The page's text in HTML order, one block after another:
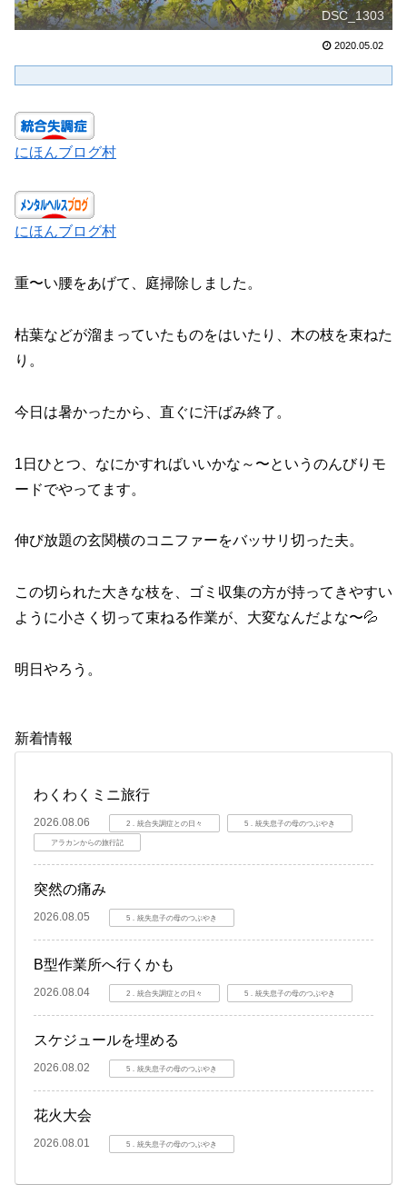
DSC_1303
2020.05.02
にほんブログ村
にほんブログ村
重〜い腰をあげて、庭掃除しました。
枯葉などが溜まっていたものをはいたり、木の枝を束ねた
り。
今日は暑かったから、直ぐに汗ばみ終了。
1日ひとつ、なにかすればいいかな～〜というのんびりモ
ードでやってます。
伸び放題の玄関横のコニファーをバッサリ切った夫。
この切られた大きな枝を、ゴミ収集の方が持ってきやすい
ように小さく切って束ねる作業が、大変なんだよな〜💦
明日やろう。
新着情報
わくわくミニ旅行
2026.08.06 2．統合失調症との日々 5．統失息子の母のつぶやき
アラカンからの旅行記
突然の痛み
2026.08.05 5．統失息子の母のつぶやき
B型作業所へ行くかも
2026.08.04 2．統合失調症との日々 5．統失息子の母のつぶやき
スケジュールを埋める
2026.08.02 5．統失息子の母のつぶやき
花火大会
2026.08.01 5．統失息子の母のつぶやき